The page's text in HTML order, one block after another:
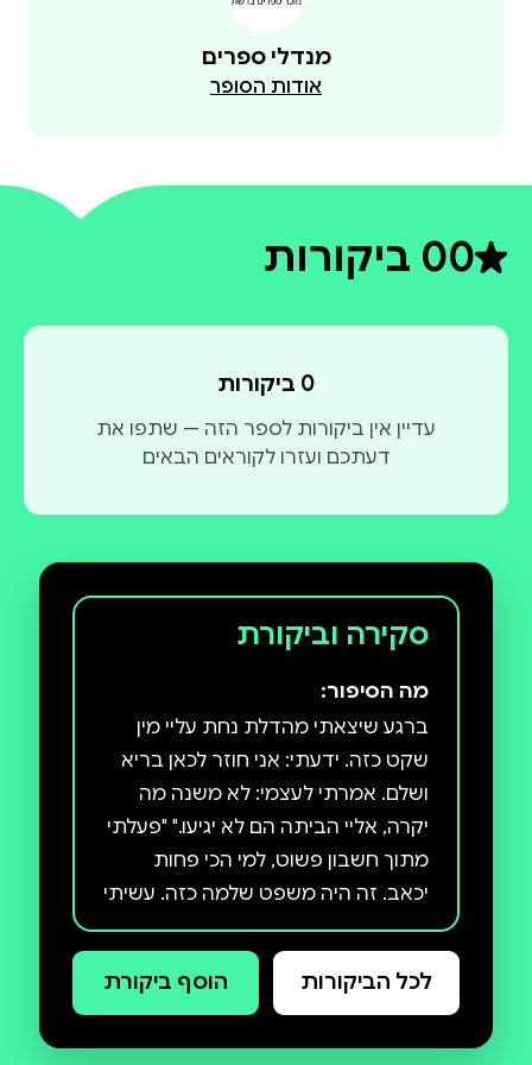
מנדלי ספרים
אודות הסופר
0דירוג ממוצע 0 מתוך 5
0 ביקורות
0 ביקורות
עדיין אין ביקורות לספר הזה — שתפו את
דעתכם ועזרו לקוראים הבאים
סקירה וביקורת
מה הסיפור:
ברגע שיצאתי מהדלת נחת עליי מין
שקט כזה. ידעתי: אני חוזר לכאן בריא
ושלם. אמרתי לעצמי: לא משנה מה
יקרה, אליי הביתה הם לא יגיעו." "פעלתי
מתוך חשבון פשוט, למי הכי פחות
יכאב. זה היה משפט שלמה כזה. עשיתי
'סדר מוות'. זה נשמע נורא, אבל
סידרתי אותנו אחד אחרי השני בממ"ד
הקטן במחשבה — מי ייהרג קודם."
לכל הביקורות הוסף ביקורת